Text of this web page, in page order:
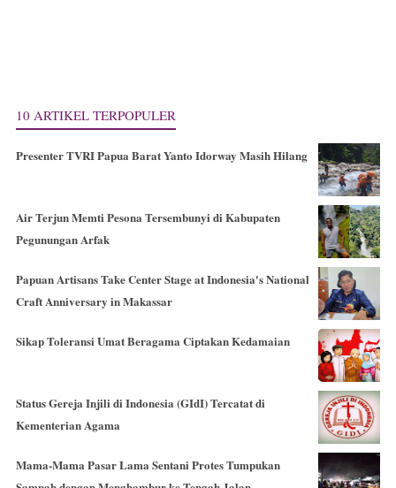
10 ARTIKEL TERPOPULER
Presenter TVRI Papua Barat Yanto Idorway Masih Hilang
Air Terjun Memti Pesona Tersembunyi di Kabupaten
Pegunungan Arfak
Papuan Artisans Take Center Stage at Indonesia's National
Craft Anniversary in Makassar
Sikap Toleransi Umat Beragama Ciptakan Kedamaian
Status Gereja Injili di Indonesia (GIdI) Tercatat di
Kementerian Agama
Mama-Mama Pasar Lama Sentani Protes Tumpukan